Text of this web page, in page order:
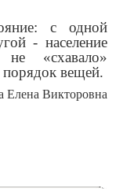
с одной
- население
«схавало»
вещей.
Елена Викторовна